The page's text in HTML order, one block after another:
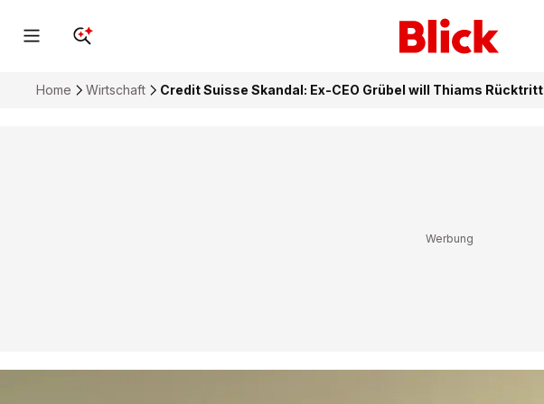
Home Wirtschaft Credit Suisse Skandal: Ex-CEO Grübel will Thiams Rücktritt